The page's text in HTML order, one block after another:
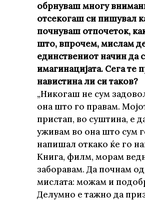
обрнуваш многу
отсекогаш си пишувал
почнуваш отпочеток,
што, впрочем, мислам
единствениот начин да
имагинацијата. Сега те
навистина ли си таков?
„Никогаш не сум
она што го правам.
пристап, во суштина, е
уживам во она што сум
напишал откако ќе го
Книга, филм, морам
заборавам. Да почнам
мислата: можам и
Делумно е тажно да